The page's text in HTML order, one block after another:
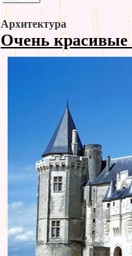
Архитектура
Очень